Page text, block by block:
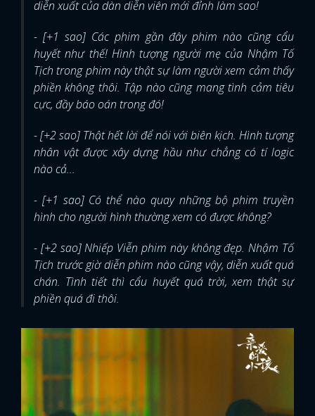
diễn xuất của dàn diễn viên mới đỉnh làm sao!
- [+1 sao] Các phim gần đây phim nào cũng cẩu
huyết như thế! Hình tượng người mẹ của Nhậm Tố
Tịch trong phim này thật sự làm người xem cảm thấy
phiền không thôi. Tập nào cũng mang tình cảm tiêu
cực, đầy báo oán trong đó!
- [+2 sao] Thật hết lời để nói với biên kịch. Hình tượng
nhân vật được xây dựng hầu như chẳng có tí logic
nào cả...
- [+1 sao] Có thể nào quay những bộ phim truyền
hình cho người hình thường xem có được không?
- [+2 sao] Nhiếp Viễn phim này không đẹp. Nhậm Tố
Tịch trước giờ diễn phim nào cũng vậy, diễn xuất quá
chán. Tình tiết thì cẩu huyết quá trời, xem thật sự
phiền quá đi thôi.